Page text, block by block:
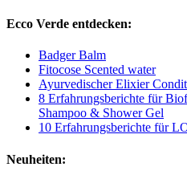
Ecco Verde entdecken:
Badger Balm
Fitocose Scented water
Ayurvedischer Elixier
8 Erfahrungsberichte für
Shampoo & Shower Gel
10 Erfahrungsberichte für
Neuheiten: